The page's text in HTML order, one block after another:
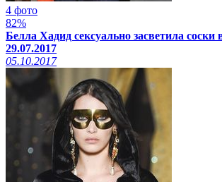
4 фото
82%
Белла Хадид сексуально засветила
29.07.2017
05.10.2017